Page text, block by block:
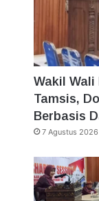
Wakil Wali
Tamsis,
Berbasis
7 Agustus 2026